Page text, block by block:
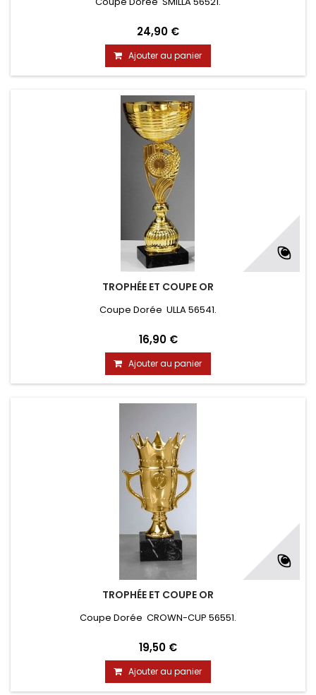
24,90 €
Ajouter au panier
TROPHÉE ET COUPE OR
Coupe Dorée ULLA 56541.
16,90 €
Ajouter au panier
TROPHÉE ET COUPE OR
Coupe Dorée CROWN-CUP 56551.
19,50 €
Ajouter au panier